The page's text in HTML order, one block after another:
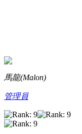
馬龍(Malon)
管理員